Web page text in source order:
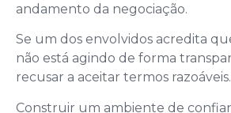
andamento da negociação.
Se um dos envolvidos acredita
não está agindo de forma
recusar a aceitar termos razoáveis.
Construir um ambiente de